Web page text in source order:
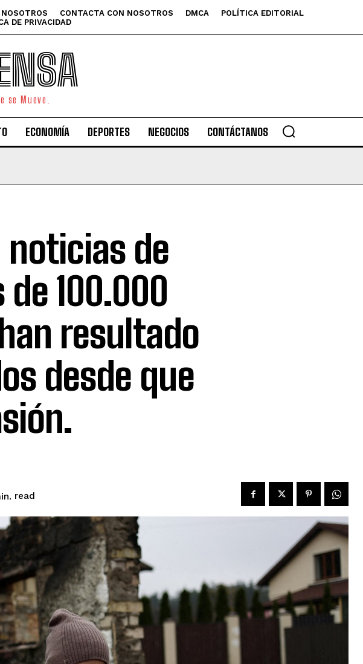
CONTACTA CON NOSOTROS DMCA
POLÍTICA EDITORIAL
DE PRIVACIDAD
Mueve.
ECONOMÍA DEPORTES NEGOCIOS CONTÁCTANOS
noticias de
100.000
resultado
desde que
read